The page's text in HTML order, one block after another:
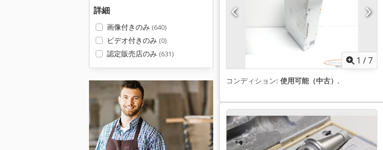
詳細
画像付きのみ (640)
ビデオ付きのみ (0)
認定販売店のみ (631)
1 /7
コンディション: 使用可能（中古） ,